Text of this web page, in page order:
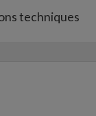
techniques